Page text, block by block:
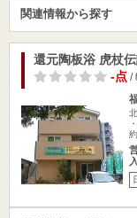
関連情報から探す
還元陶板浴 虎杖
-点 /